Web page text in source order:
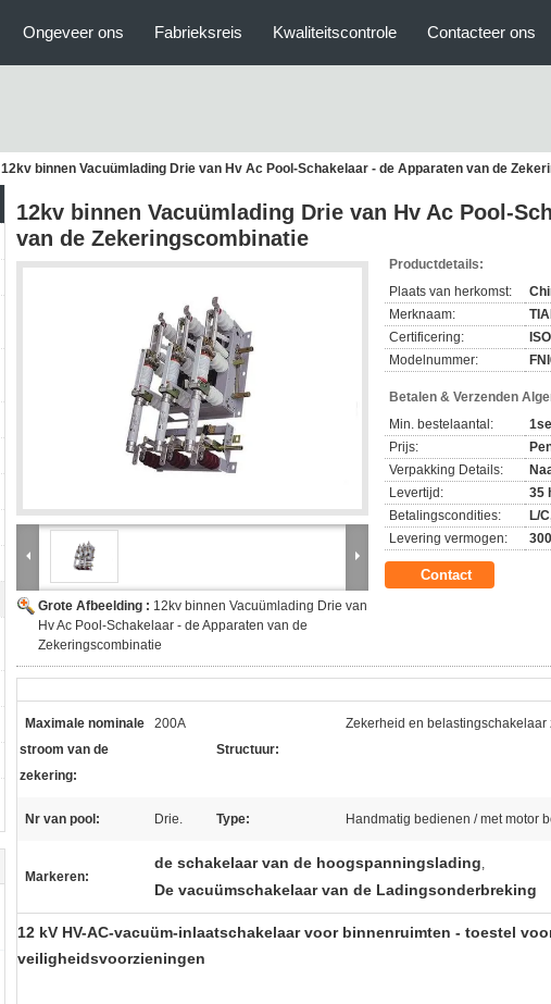
Ongeveer ons Fabrieksreis Kwaliteitscontrole Contacteer ons
12kv binnen Vacuümlading Drie van Hv Ac Pool-Schakelaar - de Apparaten van de
12kv binnen Vacuümlading Drie van Hv Ac Pool-
van de Zekeringscombinatie
Grote Afbeelding : 12kv binnen Vacuümlading Drie van
Hv Ac Pool-Schakelaar - de Apparaten van de
Zekeringscombinatie
Productdetails:
Plaats van herkomst:
Merknaam:
Certificering:
Modelnummer:
Betalen & Verzenden
Min. bestelaantal:
Prijs:
Verpakking Details:
Levertijd:
35
Betalingscondities:
L/
Levering vermogen:
Contact
Maximale nominale
stroom van de
zekering:
200A
Structuur:
Zekerheid en belastingschakelaar
Nr van pool: Drie. Type: Handmatig bedienen / met motor
Markeren:
de schakelaar van de hoogspanningslading,
De vacuümschakelaar van de Ladingsonderbreking
12 kV HV-AC-vacuüm-inlaatschakelaar voor binnenruimten - toestel
veiligheidsvoorzieningen